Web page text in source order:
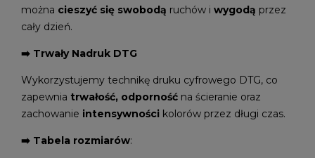
można cieszyć się swobodą ruchów i wygodą przez
cały dzień.
➡️ Trwały Nadruk DTG
Wykorzystujemy technikę druku cyfrowego DTG, co
zapewnia trwałość, odporność na ścieranie oraz
zachowanie intensywności kolorów przez długi czas.
➡️ Tabela rozmiarów: